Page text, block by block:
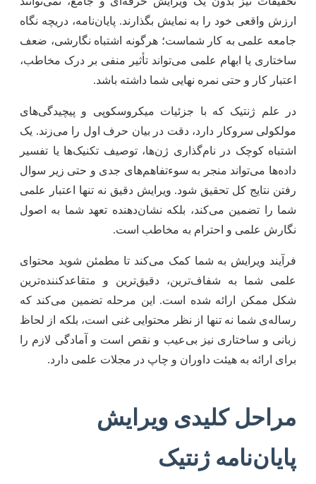
ارزش واقعی خود را به نمایش بگذارند. پایان‌نامه، دریچه نگاه
جامعه علمی به کار شماست؛ هرگونه اشتباه نگارشی، ضعف
ساختاری یا ابهام علمی می‌تواند تأثیر منفی بر درک مخاطب،
اعتبار کار و حتی نمره نهایی شما داشته باشد.
در علم ژنتیک که با جزئیات میکروسکوپی و پیچیدگی‌های
مولکولی سروکار دارد، دقت در بیان حرف اول را می‌زند. یک
اشتباه کوچک در نام‌گذاری ژن‌ها، توصیف تکنیک‌ها یا تفسیر
داده‌ها می‌تواند منجر به سوءتفاهم‌های جدی و حتی زیر سوال
رفتن نتایج کل تحقیق شود. ویرایش دقیق نه تنها اعتبار علمی
شما را تضمین می‌کند، بلکه نشان‌دهنده تعهد شما به اصول
نگارش علمی و احترام به مخاطب است.
فرآیند ویرایش به شما کمک می‌کند تا مطمئن شوید محتوای
علمی شما به شفاف‌ترین، دقیق‌ترین و متقاعدکننده‌ترین
شکل ممکن ارائه شده است. این مرحله تضمین می‌کند که
رساله‌ی شما نه تنها از نظر محتوایی غنی است، بلکه از لحاظ
زبانی و ساختاری نیز بی‌عیب و نقص است و آمادگی لازم را
برای ارائه به هیئت داوران و چاپ در مجلات علمی دارد.
مراحل کلیدی ویرایش
پایان‌نامه ژنتیک